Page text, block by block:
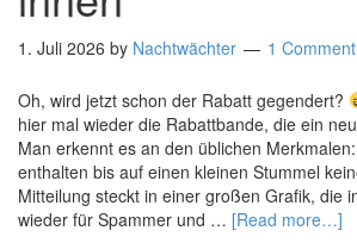
1. Juli 2026 by Nachtwächter 1 Comment
Oh, wird jetzt schon der Rabatt gegendert?
hier mal wieder die Rabattbande, die ein
Man erkennt es an den üblichen
enthalten bis auf einen kleinen Stummel
Mitteilung steckt in einer großen Grafik, die
wieder für Spammer und … [Read more…]